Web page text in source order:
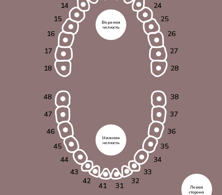
14
15
16
17
18
24
25
26
27
28
31
32
33
34
35
36
37
38
41
42
43
44
45
46
47
48
Верхняя
челюсть
Нижняя
челюсть
Левая
сторона